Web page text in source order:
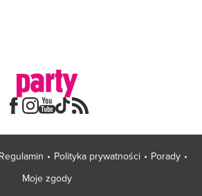
Regulamin Polityka prywatności
Porady
Moje zgody